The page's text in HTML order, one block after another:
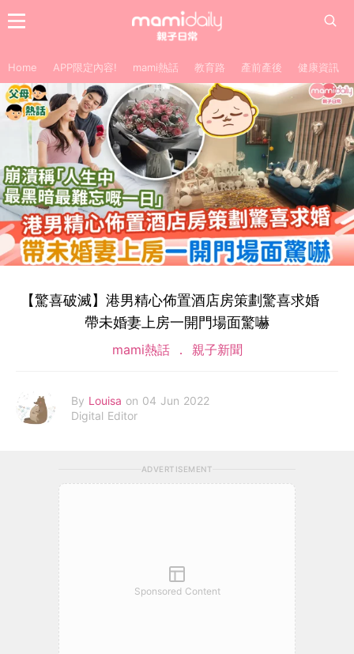
Home APP限定內容! mami熱話 教育路 產前產後 健康資訊
【驚喜破滅】港男精心佈置酒店房策劃驚喜求婚
帶未婚妻上房一開門場面驚嚇
mami熱話 親子新聞
By Louisa on 04 Jun 2022
Digital Editor
ADVERTISEMENT
Sponsored Content